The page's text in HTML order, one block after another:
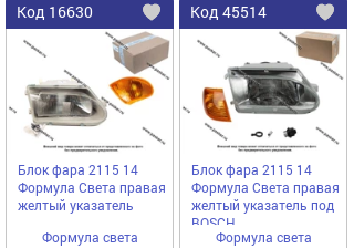
Код 16630
Добавить
в
избранное
Блок фара 2115 14
Формула Света правая
желтый указатель
Формула света
Код 45514
в
Блок фара 2115 14
Формула Света правая
желтый указатель под
BOSCH
Формула света